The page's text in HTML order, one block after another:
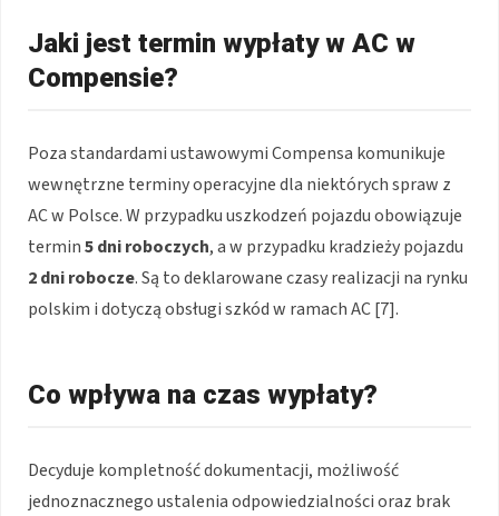
Jaki jest termin wypłaty w AC w
Compensie?
Poza standardami ustawowymi Compensa komunikuje
wewnętrzne terminy operacyjne dla niektórych spraw z
AC w Polsce. W przypadku uszkodzeń pojazdu obowiązuje
termin5 dni roboczych, a w przypadku kradzieży pojazdu
2 dni robocze. Są to deklarowane czasy realizacji na rynku
polskim i dotyczą obsługi szkód w ramach AC [7].
Co wpływa na czas wypłaty?
Decyduje kompletność dokumentacji, możliwość
jednoznacznego ustalenia odpowiedzialności oraz brak